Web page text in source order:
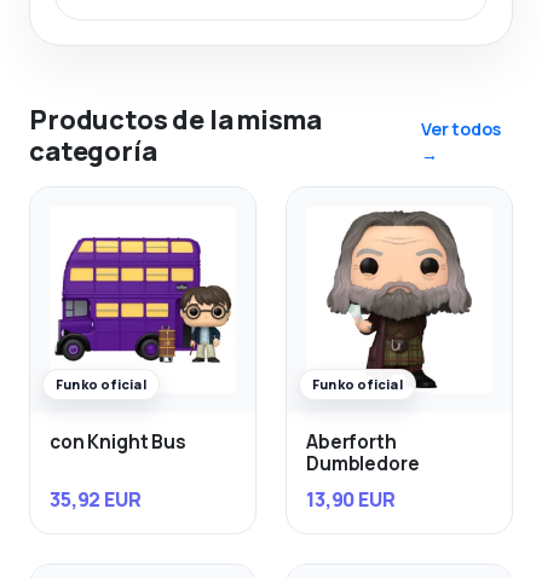
Productos de la misma
categoría
Ver todos
→
Funko oficial
con Knight Bus
35,92 EUR
Funko oficial
Aberforth
Dumbledore
13,90 EUR